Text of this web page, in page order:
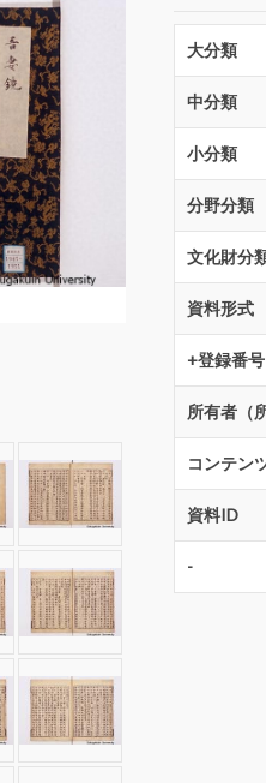
大分類
中分類
小分類
分野分類
文化財分
資料形式
+登録番
所有者（
コンテン
資料ID
-